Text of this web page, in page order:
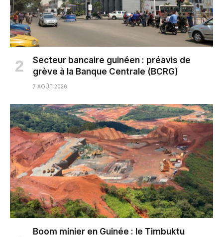
Secteur bancaire guinéen : préavis de
grève à la Banque Centrale (BCRG)
7 AOÛT 2026
Boom minier en Guinée : le Timbuktu